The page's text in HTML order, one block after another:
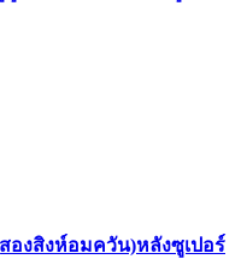
สองสิงห์อมควัน)หลังซูเปอร์